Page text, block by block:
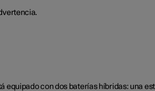
con dos baterías híbridas: una